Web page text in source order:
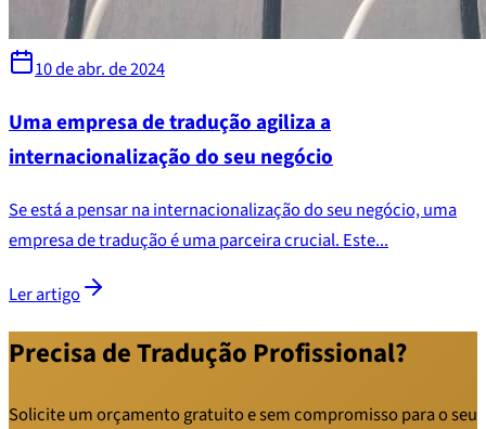
10 de abr. de 2024
Uma empresa de tradução agiliza a
internacionalização do seu negócio
Se está a pensar na internacionalização do seu negócio, uma
empresa de tradução é uma parceira crucial. Este...
Ler artigo
Precisa de Tradução Profissional?
Solicite um orçamento gratuito e sem compromisso para o seu